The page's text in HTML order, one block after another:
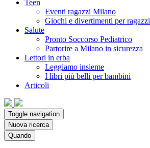
Teen
Eventi ragazzi Milano
Giochi e divertimenti per ragazzi
Salute
Pronto Soccorso Pediatrico
Partorire a Milano in sicurezza
Lettori in erba
Leggiamo insieme
I libri più belli per bambini
Articoli
Toggle navigation
Nuova ricerca
Quando